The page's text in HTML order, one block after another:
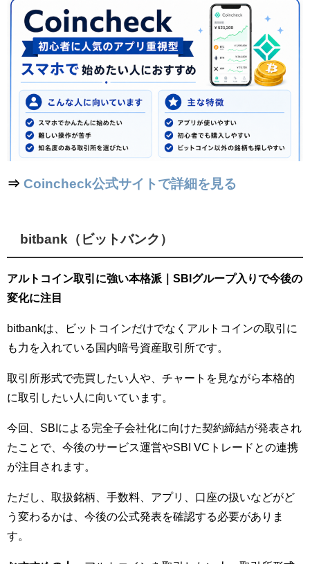
⇒ Coincheck公式サイトで詳細を見る
bitbank（ビットバンク）
アルトコイン取引に強い本格派｜SBIグループ入りで今後の
変化に注目
bitbankは、ビットコインだけでなくアルトコインの取引に
も力を入れている国内暗号資産取引所です。
取引所形式で売買したい人や、チャートを見ながら本格的
に取引したい人に向いています。
今回、SBIによる完全子会社化に向けた契約締結が発表され
たことで、今後のサービス運営やSBI VCトレードとの連携
が注目されます。
ただし、取扱銘柄、手数料、アプリ、口座の扱いなどがど
う変わるかは、今後の公式発表を確認する必要がありま
す。